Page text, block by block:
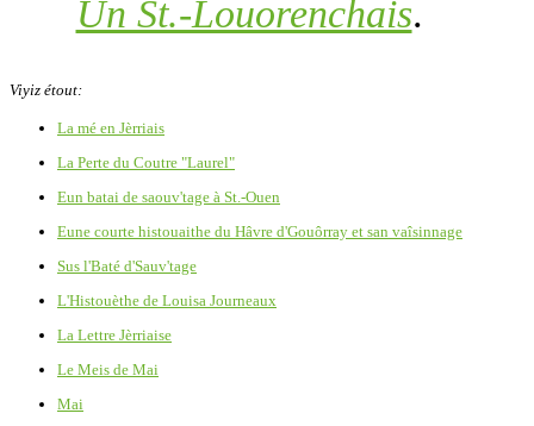
Un St.-Louorenchais.
Viyiz étout:
La mé en Jèrriais
La Perte du Coutre "Laurel"
Eun batai de saouv'tage à St.-Ouen
Eune courte histouaithe du Hâvre d'Gouôrray et san vaîsinnage
Sus l'Baté d'Sauv'tage
L'Histouèthe de Louisa Journeaux
La Lettre Jèrriaise
Le Meis de Mai
Mai